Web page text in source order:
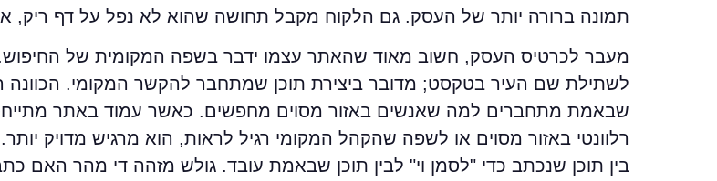
תמונה ברורה יותר של העסק. גם הלקוח מקבל תחושה שהוא לא נפל על דף ריק,
מעבר לכרטיס העסק, חשוב מאוד שהאתר עצמו ידבר בשפה המקומית של
לשתילת שם העיר בטקסט; מדובר ביצירת תוכן שמתחבר להקשר המקומי. הכוונה
שבאמת מתחברים למה שאנשים באזור מסוים מחפשים. כאשר עמוד באתר
רלוונטי באזור מסוים או לשפה שהקהל המקומי רגיל לראות, הוא מרגיש מדויק
בין תוכן שנכתב כדי "לסמן וי" לבין תוכן שבאמת עובד. גולש מזהה די מהר האם